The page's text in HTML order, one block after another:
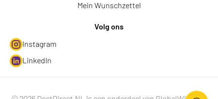
Mein Wunschzettel
Volg ons
Instagram
LinkedIn